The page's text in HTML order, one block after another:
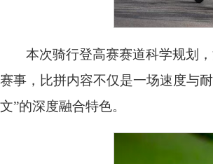
本次骑行登高赛赛道科学规划
赛事，比拼内容不仅是一场速度与
文”的深度融合特色。